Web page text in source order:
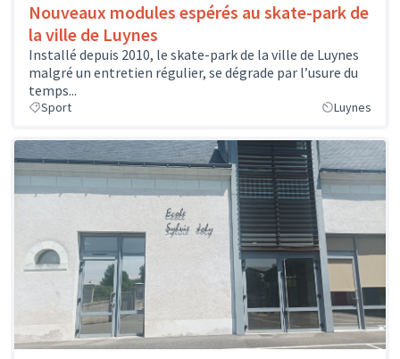
Nouveaux modules espérés au skate-park de
la ville de Luynes
Installé depuis 2010, le skate-park de la ville de Luynes
malgré un entretien régulier, se dégrade par l’usure du
temps...
Sport Luynes